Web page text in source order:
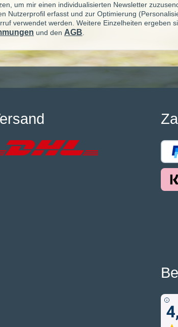
um mir einen individualisierten Newsletter
Nutzerprofil erfasst und zur Optimierung
verwendet werden. Weitere Einzelheiten ergeben
und den AGB